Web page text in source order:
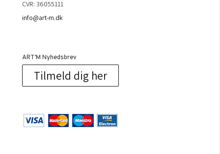
CVR: 36055111
info@art-m.dk
ART’M Nyhedsbrev
Tilmeld dig her